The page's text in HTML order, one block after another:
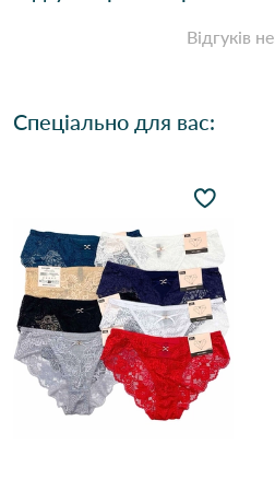
Відгуків
Спеціально для вас: